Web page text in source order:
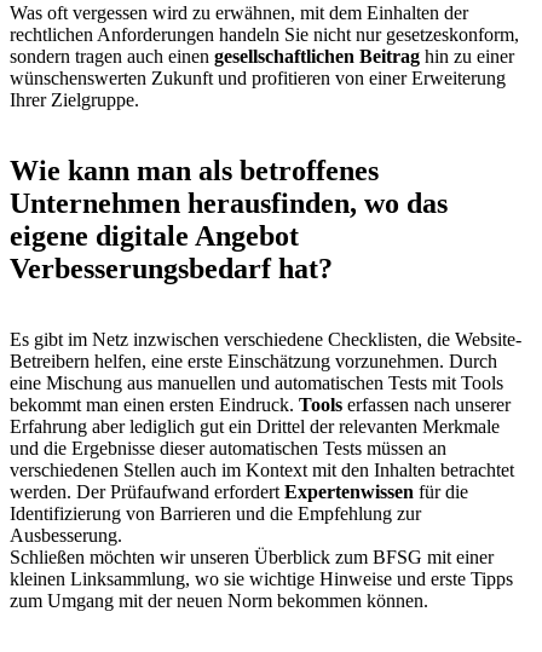
Was oft vergessen wird zu erwähnen, mit dem Einhalten der
rechtlichen Anforderungen handeln Sie nicht nur gesetzeskonform,
sondern tragen auch einen gesellschaftlichen Beitrag hin zu einer
wünschenswerten Zukunft und profitieren von einer Erweiterung
Ihrer Zielgruppe.
Wie kann man als betroffenes
Unternehmen herausfinden, wo das
eigene digitale Angebot
Verbesserungsbedarf hat?
Es gibt im Netz inzwischen verschiedene Checklisten, die Website-
Betreibern helfen, eine erste Einschätzung vorzunehmen. Durch
eine Mischung aus manuellen und automatischen Tests mit Tools
bekommt man einen ersten Eindruck. Tools erfassen nach unserer
Erfahrung aber lediglich gut ein Drittel der relevanten Merkmale
und die Ergebnisse dieser automatischen Tests müssen an
verschiedenen Stellen auch im Kontext mit den Inhalten betrachtet
werden. Der Prüfaufwand erfordert Expertenwissen für die
Identifizierung von Barrieren und die Empfehlung zur
Ausbesserung.
Schließen möchten wir unseren Überblick zum BFSG mit einer
kleinen Linksammlung, wo sie wichtige Hinweise und erste Tipps
zum Umgang mit der neuen Norm bekommen können.